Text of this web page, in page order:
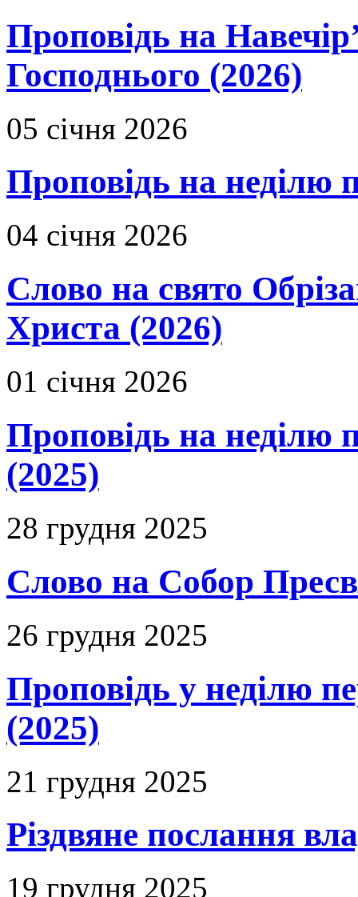
Проповідь на
Господнього (2026)
05 січня 2026
Проповідь на неділю
04 січня 2026
Слово на свято
Христа (2026)
01 січня 2026
Проповідь на неділю
(2025)
28 грудня 2025
Слово на Собор
26 грудня 2025
Проповідь у неділю
(2025)
21 грудня 2025
Різдвяне послання
19 грудня 2025